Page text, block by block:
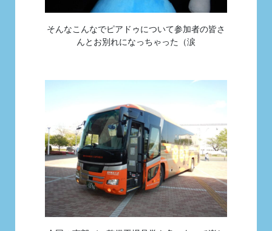
そんなこんなでピアドゥについて参加者の皆さ
んとお別れになっちゃった（涙